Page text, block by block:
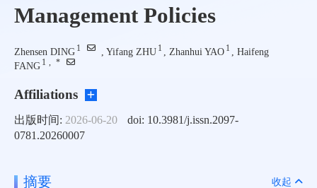
Management Policies
Zhensen DING 1 , Yifang ZHU 1 , Zhanhui YAO 1 , Haifeng
FANG 1 , *
Affiliations
出版时间: 2026-06-20
doi: 10.3981/j.issn.2097-
0781.20260007
摘要 收起